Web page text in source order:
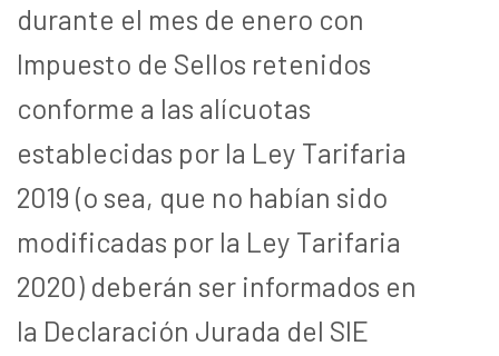
durante el mes de enero con
Impuesto de Sellos retenidos
conforme a las alícuotas
establecidas por la Ley Tarifaria
2019 (o sea, que no habían sido
modificadas por la Ley Tarifaria
2020) deberán ser informados en
la Declaración Jurada del SIE